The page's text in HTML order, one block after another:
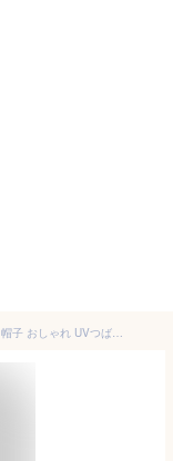
UVカット CE認証 自転車 ヘルメット レディース 帽子 おしゃれ UVつば広ハット 大人用 通勤 通学 洗える 普段使い ‥